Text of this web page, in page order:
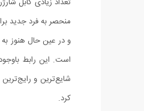
است. این رابط
کرد.